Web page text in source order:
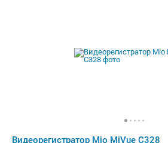
Видеорегистратор Mio MiVue C328